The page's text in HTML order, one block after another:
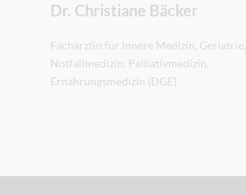
Dr. Christiane Bäcker
Fachärztin für Innere Medizin, Geriatrie,
Notfallmedizin, Palliativmedizin,
Ernährungsmedizin (DGE)